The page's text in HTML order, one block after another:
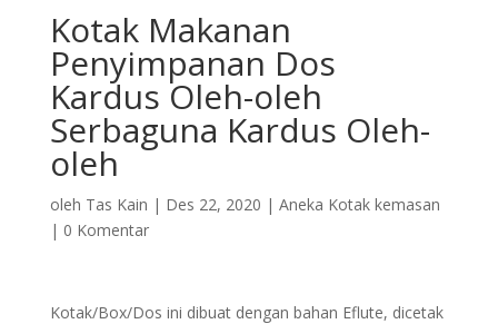
Kotak Makanan
Penyimpanan Dos
Kardus Oleh-oleh
Serbaguna Kardus Oleh-
oleh
oleh Tas Kain | Des 22, 2020 | Aneka Kotak kemasan
| 0 Komentar
Kotak/Box/Dos ini dibuat dengan bahan Eflute, dicetak